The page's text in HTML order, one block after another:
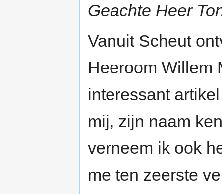
Geachte Heer
Vanuit Scheut
Heeroom Willem
interessant
mij, zijn naam
verneem ik ook
me ten zeerste